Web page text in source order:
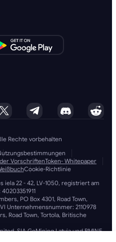
Rechte vorbehalten
VorschriftenToken- Whitepaper
Cookie-Richtlinie
iela 22 - 42, LV-1050, registriert am
PO Box 4301, Road Town,
Unternehmensnummer: 2110978
Road Town, Tortola, Britische
SIA GoMining Latvia und BMINE